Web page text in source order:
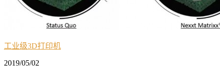
工业级3D打印机
2019/05/02